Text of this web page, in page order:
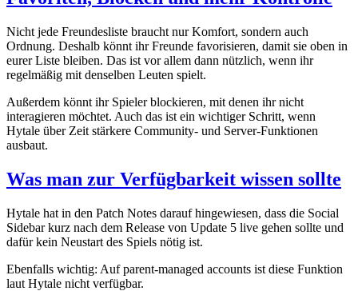
Nicht jede Freundesliste braucht nur Komfort, sondern auch
Ordnung. Deshalb könnt ihr Freunde favorisieren, damit sie oben in
eurer Liste bleiben. Das ist vor allem dann nützlich, wenn ihr
regelmäßig mit denselben Leuten spielt.
Außerdem könnt ihr Spieler blockieren, mit denen ihr nicht
interagieren möchtet. Auch das ist ein wichtiger Schritt, wenn
Hytale über Zeit stärkere Community- und Server-Funktionen
ausbaut.
Was man zur Verfügbarkeit wissen sollte
Hytale hat in den Patch Notes darauf hingewiesen, dass die Social
Sidebar kurz nach dem Release von Update 5 live gehen sollte und
dafür kein Neustart des Spiels nötig ist.
Ebenfalls wichtig: Auf parent-managed accounts ist diese Funktion
laut Hytale nicht verfügbar.